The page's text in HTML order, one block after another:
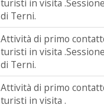
turisti in visita
di Terni.
Attività di primo
turisti in visita
di Terni.
Attività di primo
turisti in visita .